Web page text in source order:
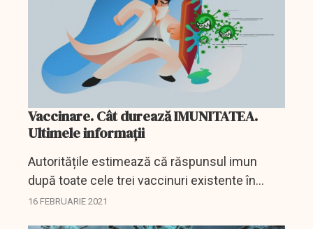
Vaccinare. Cât durează IMUNITATEA.
Ultimele informații
Autoritățile estimează că răspunsul imun
după toate cele trei vaccinuri existente în
prezent în România, respectiv Pfizer, Moderna
16 FEBRUARIE 2021